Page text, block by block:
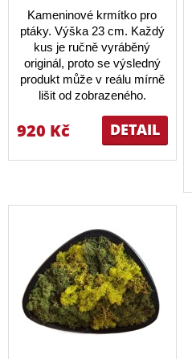
Kameninové krmítko pro
ptáky. Výška 23 cm. Každý
kus je ručně vyráběný
originál, proto se výsledný
produkt může v reálu mírně
lišit od zobrazeného.
DETAIL
920 Kč